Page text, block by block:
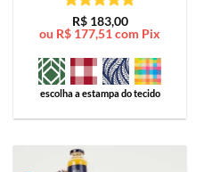
Avaliação5
de 5
R$183,00
ou R$ 177,51com Pix
escolha a estampa do tecido